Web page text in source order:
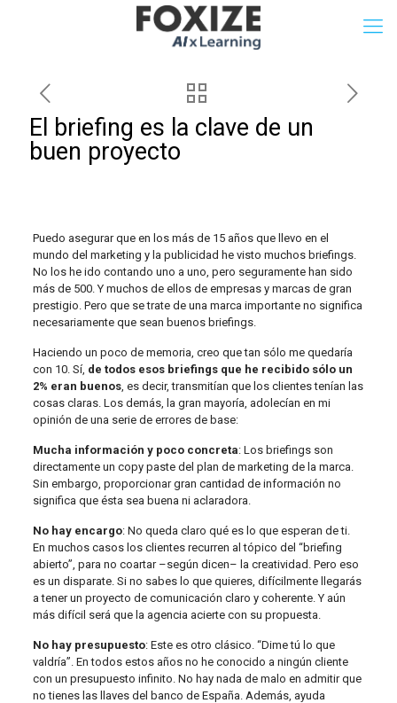
El briefing es la clave de un
buen proyecto
Puedo asegurar que en los más de 15 años que llevo en el
mundo del marketing y la publicidad he visto muchos briefings.
No los he ido contando uno a uno, pero seguramente han sido
más de 500. Y muchos de ellos de empresas y marcas de gran
prestigio. Pero que se trate de una marca importante no significa
necesariamente que sean buenos briefings.
Haciendo un poco de memoria, creo que tan sólo me quedaría
con 10. Sí, de todos esos briefings que he recibido sólo un
2% eran buenos, es decir, transmitían que los clientes tenían las
cosas claras. Los demás, la gran mayoría, adolecían en mi
opinión de una serie de errores de base:
Mucha información y poco concreta: Los briefings son
directamente un copy paste del plan de marketing de la marca.
Sin embargo, proporcionar gran cantidad de información no
significa que ésta sea buena ni aclaradora.
No hay encargo: No queda claro qué es lo que esperan de ti.
En muchos casos los clientes recurren al tópico del “briefing
abierto”, para no coartar –según dicen– la creatividad. Pero eso
es un disparate. Si no sabes lo que quieres, difícilmente llegarás
a tener un proyecto de comunicación claro y coherente. Y aún
más difícil será que la agencia acierte con su propuesta.
No hay presupuesto: Este es otro clásico. “Dime tú lo que
valdría”. En todos estos años no he conocido a ningún cliente
con un presupuesto infinito. No hay nada de malo en admitir que
no tienes las llaves del banco de España. Además, ayuda